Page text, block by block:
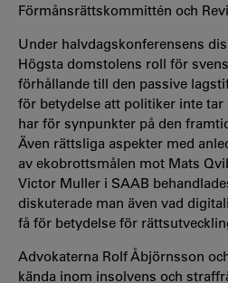
Förmånsrättskommittén och
Under halvdagskonferensens
Högsta domstolens roll för
förhållande till den passive
för betydelse att politiker inte
har för synpunkter på den
Även rättsliga aspekter med
av ekobrottsmålen mot Mats
Victor Muller i SAAB
diskuterade man även vad
få för betydelse för
Advokaterna Rolf Åbjörnsson
kända inom insolvens och